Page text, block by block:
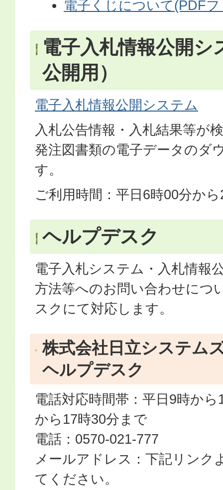
電子くじについて(PDF
電子入札情報公開シ
公開用）
電子入札情報公開システム
入札公告情報・入札結果等が
発注図書類の電子データのダ
す。
ご利用時間：平日6時00分か
ヘルプデスク
電子入札システム・入札情報
方法等へのお問い合わせにつ
スクにて対応します。
株式会社日立システム
ヘルプデスク
電話対応時間帯：平日9時か
から17時30分まで
電話：0570-021-777
メールアドレス：下記リンク
てください。